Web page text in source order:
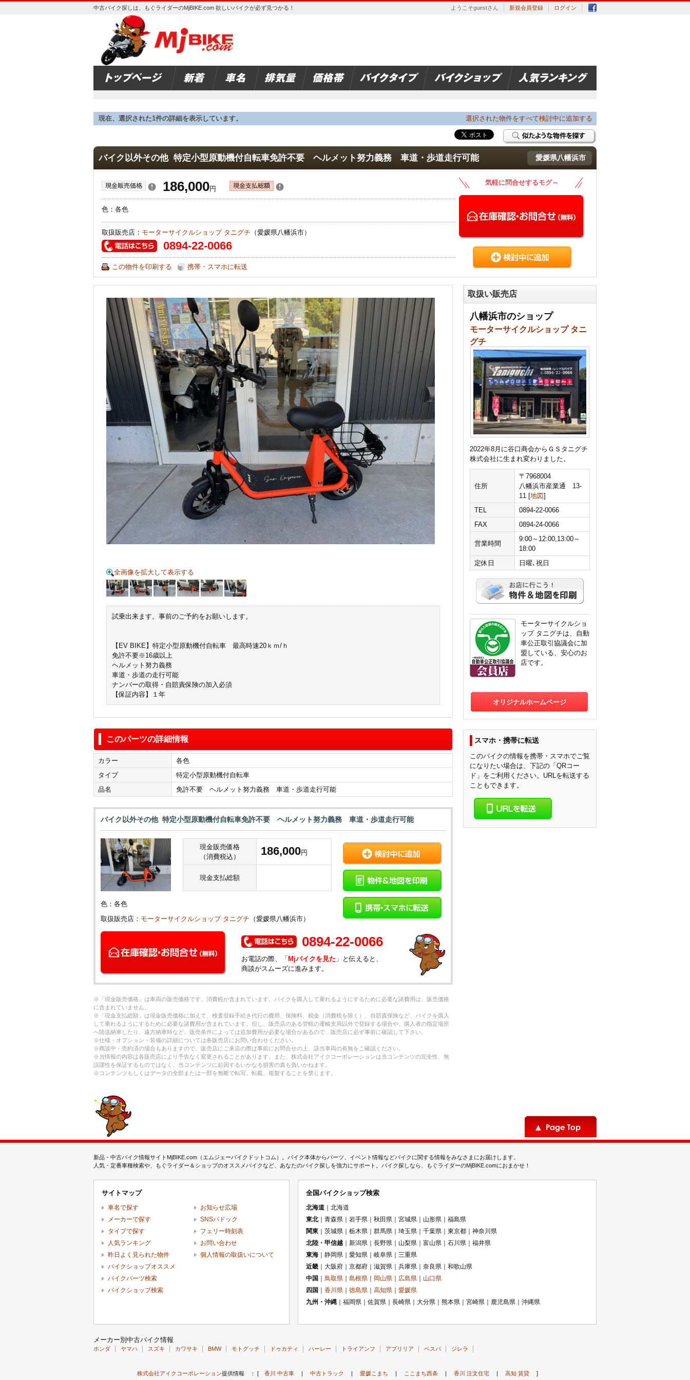
中古バイク探しは、もぐライダーのMjBIKE.com 欲しいバイクが必ず見つかる！ ようこそguestさん 新規会員登録 ログイン
現在、選択された1件の詳細を表示しています。 選択された物件をすべて検討中に追加する
バイク以外その他 特定小型原動機付自転車免許不要 ヘルメット努力義務 車道・歩道走行可能 愛媛県八幡浜市
186,000円
気軽に問合せするモグ～
色：各色
取扱販売店： モーターサイクルショップ タニグチ （愛媛県八幡浜市）
0894-22-0066
この物件を印刷する 携帯・スマホに転送
全画像を拡大して表示する
試乗出来ます。事前のご予約をお願いします。
【EV BIKE】特定小型原動機付自転車 最高時速20ｋｍ/ｈ
免許不要※16歳以上
ヘルメット努力義務
車道・歩道の走行可能
ナンバーの取得・自賠責保険の加入必須
【保証内容】１年
このパーツの詳細情報
カラー
各色
タイプ
特定小型原動機付自転車
品名
免許不要 ヘルメット努力義務 車道・歩道走行可能
バイク以外その他 特定小型原動機付自転車免許不要 ヘルメット努力義務 車道・歩道走行可能
現金販売価格
（消費税込）
186,000円
現金支払総額
色：各色
取扱販売店： モーターサイクルショップ タニグチ （愛媛県八幡浜市）
0894-22-0066
お電話の際、「 Mjバイクを見た 」と伝えると、
商談がスムーズに進みます。
※「現金販売価格」は車両の販売価格です。消費税が含まれています。バイクを購入して乗れるようにするために必要な諸費用は、販売価格
に含まれていません。
※「現金支払総額」は現金販売価格に加えて、検査登録手続き代行の費用、保険料、税金（消費税を除く）、自賠責保険など、バイクを購入
して乗れるようにするために必要な諸費用が含まれています。但し、販売店のある管轄の運輸支局以外で登録する場合や、購入者の指定場所
へ陸送納車したり、遠方納車時など、販売条件によっては追加費用が必要な場合があるので、販売店に必ず事前に確認して下さい。
※仕様・オプション・装備の詳細については各販売店にお問い合わせください。
※商談中・売約済の場合もありますので、販売店にご来店の際は事前にお問合せの上、該当車両の有無をご確認ください。
※当情報の内容は各販売店により予告なく変更されることがあります。また、株式会社アイクコーポレーションは当コンテンツの完全性、無
誤謬性を保証するものではなく、当コンテンツに起因するいかなる損害の責も負いかねます。
※コンテンツもしくはデータの全部または一部を無断で転写、転載、複製することを禁じます。
取扱い販売店
八幡浜市のショップ
モーターサイクルショップ タニ
グチ
2022年8月に谷口商会からＧＳタニグチ
株式会社に生まれ変わりました。
住所
〒7968004
八幡浜市産業通 13-
11 [地図]
TEL
0894-22-0066
FAX
0894-24-0066
営業時間
9:00～12:00,13:00～
18:00
定休日
日曜､祝日
モーターサイクルショ
ップ タニグチは、自動
車公正取引協議会に加
盟している、安心のお
店です。
オリジナルホームページ
スマホ・携帯に転送
このバイクの情報を携帯・スマホでご覧
になりたい場合は、下記の「QRコー
ド」をご利用ください。URLを転送する
こともできます。
新品・中古バイク情報サイトMjBIKE.com（エムジェーバイクドットコム）。バイク本体からパーツ、イベント情報などバイクに関する情報をみなさまにお届けします。
人気・定番車種検索や、もぐライダー＆ショップのオススメバイクなど、あなたのバイク探しを強力にサポート。バイク探しなら、もぐライダーのMjBIKE.comにおまかせ！
サイトマップ
車名で探す
メーカーで探す
タイプで探す
人気ランキング
昨日よく見られた物件
バイクショップオススメ
バイクパーツ検索
バイクショップ検索
お知らせ広場
SNSパドック
フェリー時刻表
お問い合わせ
個人情報の取扱いについて
全国バイクショップ検索
北海道 ｜北海道
東北｜青森県｜岩手県｜秋田県｜宮城県｜山形県｜福島県
関東 ｜茨城県｜栃木県｜群馬県｜埼玉県｜千葉県｜東京都｜神奈川県
北陸・甲信越 ｜新潟県｜長野県｜山梨県｜富山県｜石川県｜福井県
東海 ｜静岡県｜愛知県｜岐阜県｜三重県
近畿 ｜大阪府｜京都府｜滋賀県｜兵庫県｜奈良県｜和歌山県
中国
鳥取県 島根県 岡山県 広島県
山口県
四国
香川県 徳島県 高知県
愛媛県
九州・沖縄 ｜福岡県｜佐賀県｜長崎県｜大分県｜熊本県｜宮崎県｜鹿児島県｜沖縄県
メーカー別中古バイク情報
ホンダ ヤマハ スズキ カワサキ BMW モトグッチ ドゥカティ ハーレー トライアンフ アプリリア ベスパ ジレラ
株式会社アイクコーポレーション提供情報 ： [ 香川 中古車| 中古トラック | 愛媛こまち | ここまち西条| 香川 注文住宅| 高知 賃貸]